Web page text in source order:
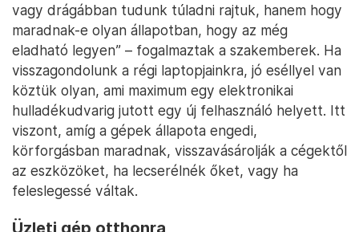
vagy drágábban tudunk túladni rajtuk, hanem hogy
maradnak-e olyan állapotban, hogy az még
eladható legyen” – fogalmaztak a szakemberek. Ha
visszagondolunk a régi laptopjainkra, jó eséllyel van
köztük olyan, ami maximum egy elektronikai
hulladékudvarig jutott egy új felhasználó helyett. Itt
viszont, amíg a gépek állapota engedi,
körforgásban maradnak, visszavásárolják a cégektől
az eszközöket, ha lecserélnék őket, vagy ha
feleslegessé váltak.